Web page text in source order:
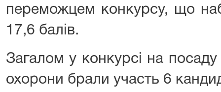
переможцем конкурсу, що
17,6 балів.
Загалом у конкурсі на
охорони брали участь 6